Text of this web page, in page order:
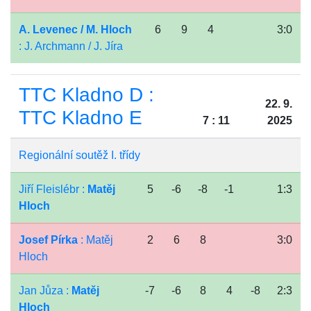
A. Levenec / M. Hloch
: J. Archmann / J. Jíra
6 9 4 3:0
TTC Kladno D :
TTC Kladno E
7 : 11
22. 9.
2025
Regionální soutěž I. třídy
Jiří Fleislébr : Matěj
Hloch
5 -6 -8 -1 1:3
Josef Pírka : Matěj
Hloch
2 6 8 3:0
Jan Jůza : Matěj
Hloch
-7 -6 8 4 -8 2:3